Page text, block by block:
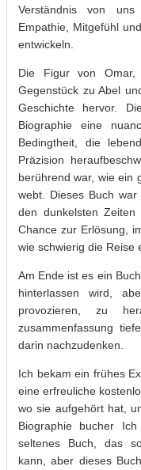
Verständnis von
Empathie, Mitgefühl
entwickeln.
Die Figur von Omar,
Gegenstück zu Abel
Geschichte hervor.
Biographie eine
Bedingtheit, die
Präzision
berührend war, wie ein
webt. Dieses Buch
den dunkelsten
Chance zur Erlösung,
wie schwierig die Reise
Am Ende ist es ein
hinterlassen wird,
provozieren, zu
zusammenfassung
darin nachzudenken.
Ich bekam ein frühes
eine erfreuliche
wo sie aufgehört hat,
Biographie bucher
seltenes Buch, das
kann, aber dieses